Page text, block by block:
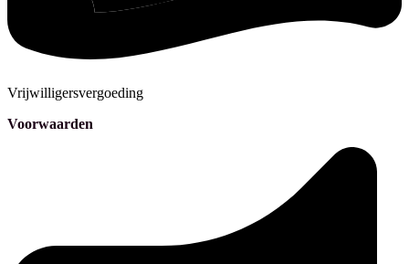
Vrijwilligersvergoeding
Voorwaarden